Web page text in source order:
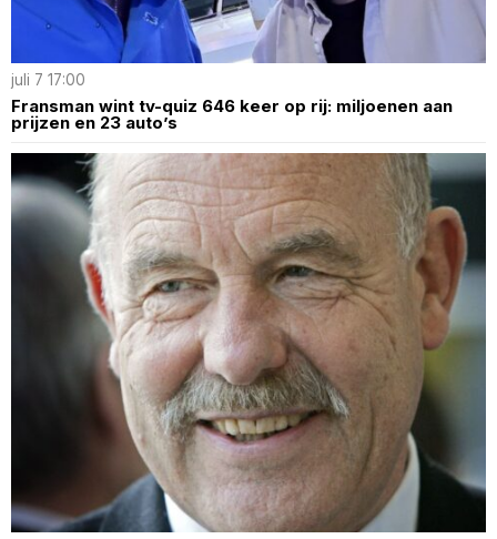
juli 7 17:00
Fransman wint tv-quiz 646 keer op rij: miljoenen aan
prijzen en 23 auto’s